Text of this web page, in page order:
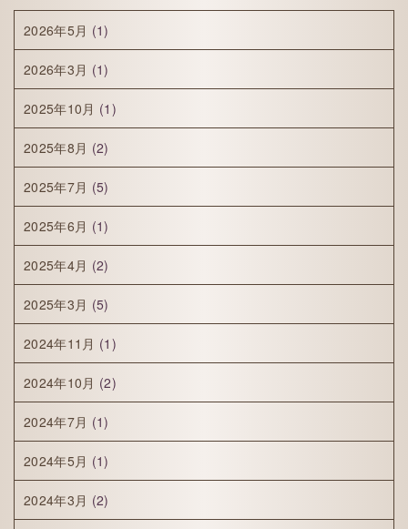
2026年5月 (1)
2026年3月 (1)
2025年10月 (1)
2025年8月 (2)
2025年7月 (5)
2025年6月 (1)
2025年4月 (2)
2025年3月 (5)
2024年11月 (1)
2024年10月 (2)
2024年7月 (1)
2024年5月 (1)
2024年3月 (2)